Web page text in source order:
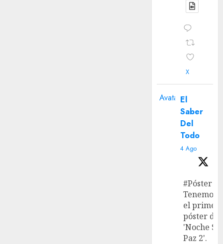
X
Avatar El
Saber
Del
Todo
4 Ago
#Póster
Tenemos
el primer
póster de
'Noche
Paz 2'.